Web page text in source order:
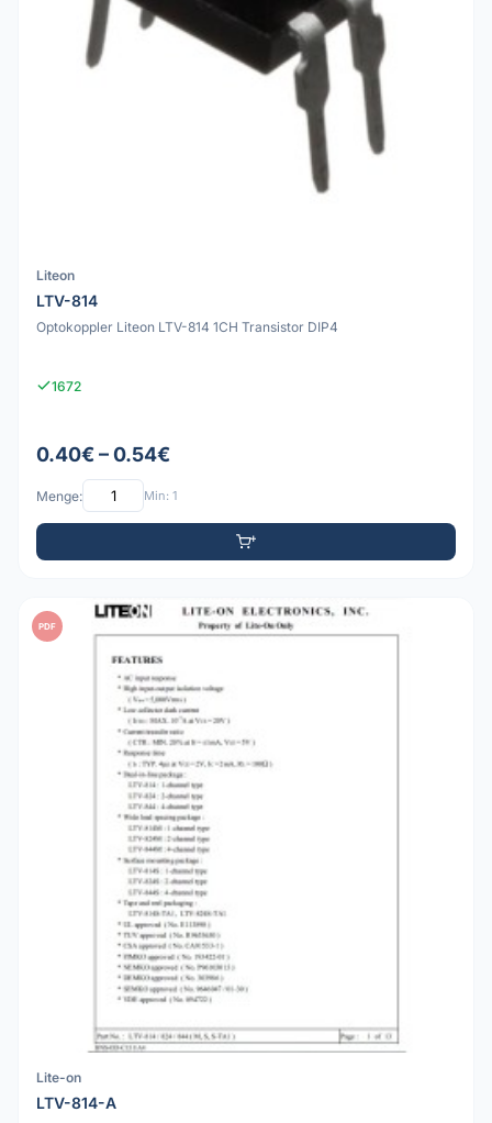
Liteon
LTV-814
Optokoppler Liteon LTV-814 1CH Transistor DIP4
1672
0.40€ – 0.54€
Menge: Min: 1
PDF
Lite-on
LTV-814-A